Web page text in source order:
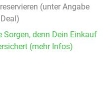
(unter Angabe
Sorgen, denn Dein Einkauf
(mehr Infos)